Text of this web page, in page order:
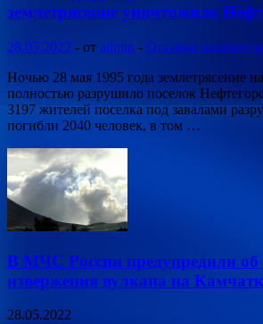
землетрясение уничтожило
28.05.2022 - от admin - Оставьте
Ночью 28 мая 1995 года землетрясение
полностью разрушило поселок
3197 жителей поселка под завалами
погибли 2040 человек, в том …
В МЧС России предупредили об
извержения вулкана на
28.05.2022